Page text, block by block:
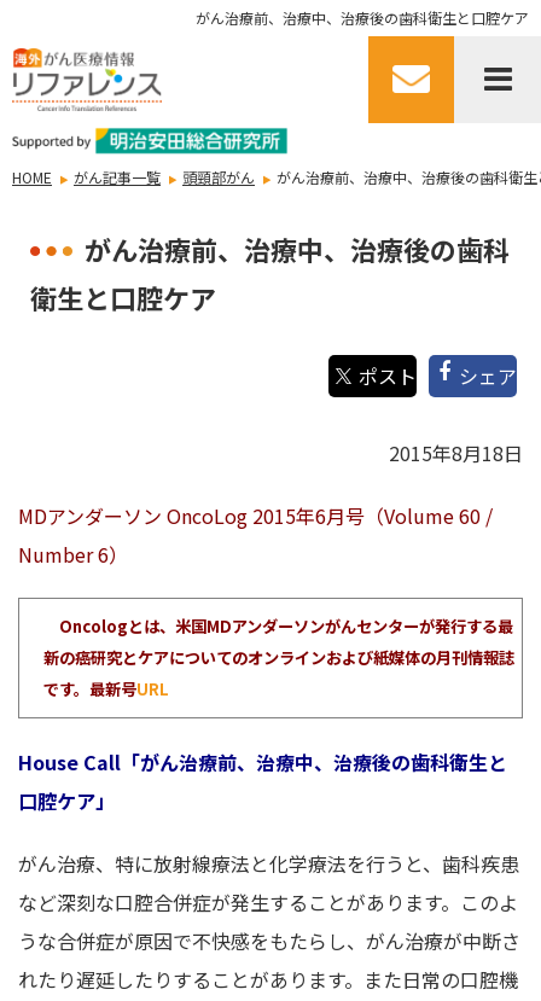
がん治療前、治療中、治療後の歯科衛生と口腔ケア
HOME がん記事一覧 頭頸部がん がん治療前、治療中、治療後の歯科衛
がん治療前、治療中、治療後の歯科
衛生と口腔ケア
シェア
2015年8月18日
MDアンダーソン OncoLog 2015年6月号（Volume 60 /
Number 6）
Oncologとは、米国MDアンダーソンがんセンターが発行する最
新の癌研究とケアについてのオンラインおよび紙媒体の月刊情報誌
です。最新号URL
House Call「がん治療前、治療中、治療後の歯科衛生と
口腔ケア」
がん治療、特に放射線療法と化学療法を行うと、歯科疾患
など深刻な口腔合併症が発生することがあります。このよ
うな合併症が原因で不快感をもたらし、がん治療が中断さ
れたり遅延したりすることがあります。また日常の口腔機